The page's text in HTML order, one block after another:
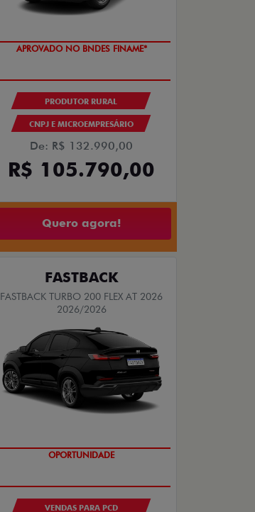
APROVADO NO BNDES FINAME*
PRODUTOR RURAL
CNPJ E MICROEMPRESÁRIO
De: R$ 132.990,00
R$ 105.790,00
Quero agora!
FASTBACK
FASTBACK TURBO 200 FLEX AT 2026
2026/2026
OPORTUNIDADE
VENDAS PARA PCD